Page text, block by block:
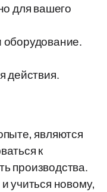
для вашего
действия.
являются
к
производства.
учиться новому,